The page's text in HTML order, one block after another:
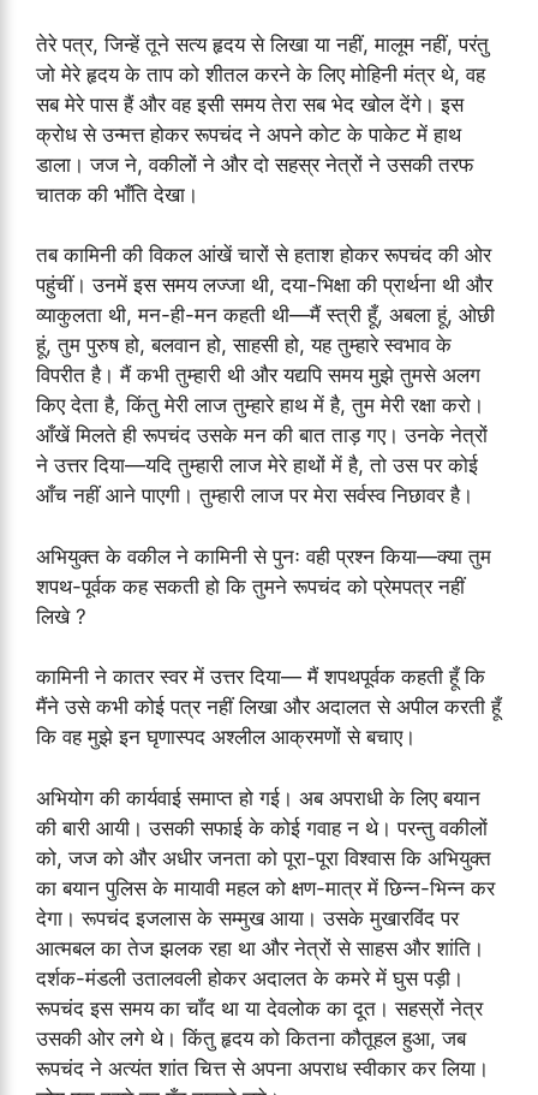
तेरे पत्र, जिन्हें तूने सत्य हृदय से लिखा या नहीं, मालूम नहीं, परंतु
जो मेरे हृदय के ताप को शीतल करने के लिए मोहिनी मंत्र थे, वह
सब मेरे पास हैं और वह इसी समय तेरा सब भेद खोल देंगे। इस
क्रोध से उन्मत्त होकर रूपचंद ने अपने कोट के पाकेट में हाथ
डाला। जज ने, वकीलों ने और दो सहस्र नेत्रों ने उसकी तरफ
चातक की भाँति देखा।
तब कामिनी की विकल आंखें चारों से हताश होकर रूपचंद की ओर
पहुंचीं। उनमें इस समय लज्जा थी, दया-भिक्षा की प्रार्थना थी और
व्याकुलता थी, मन-ही-मन कहती थी—मैं स्त्री हूँ, अबला हूं, ओछी
हूं, तुम पुरुष हो, बलवान हो, साहसी हो, यह तुम्हारे स्वभाव के
विपरीत है। मैं कभी तुम्हारी थी और यद्यपि समय मुझे तुमसे अलग
किए देता है, किंतु मेरी लाज तुम्हारे हाथ में है, तुम मेरी रक्षा करो।
आँखें मिलते ही रूपचंद उसके मन की बात ताड़ गए। उनके नेत्रों
ने उत्तर दिया—यदि तुम्हारी लाज मेरे हाथों में है, तो उस पर कोई
आँच नहीं आने पाएगी। तुम्हारी लाज पर मेरा सर्वस्व निछावर है।
अभियुक्त के वकील ने कामिनी से पुनः वही प्रश्न किया—क्या तुम
शपथ-पूर्वक कह सकती हो कि तुमने रूपचंद को प्रेमपत्र नहीं
लिखे ?
कामिनी ने कातर स्वर में उत्तर दिया— मैं शपथपूर्वक कहती हूँ कि
मैंने उसे कभी कोई पत्र नहीं लिखा और अदालत से अपील करती हूँ
कि वह मुझे इन घृणास्पद अश्लील आक्रमणों से बचाए।
अभियोग की कार्यवाई समाप्त हो गई। अब अपराधी के लिए बयान
की बारी आयी। उसकी सफाई के कोई गवाह न थे। परन्तु वकीलों
को, जज को और अधीर जनता को पूरा-पूरा विश्वास कि अभियुक्त
का बयान पुलिस के मायावी महल को क्षण-मात्र में छिन्न-भिन्न कर
देगा। रूपचंद इजलास के सम्मुख आया। उसके मुखारविंद पर
आत्मबल का तेज झलक रहा था और नेत्रों से साहस और शांति।
दर्शक-मंडली उतालवली होकर अदालत के कमरे में घुस पड़ी।
रूपचंद इस समय का चाँद था या देवलोक का दूत। सहस्रों नेत्र
उसकी ओर लगे थे। किंतु हृदय को कितना कौतूहल हुआ, जब
रूपचंद ने अत्यंत शांत चित्त से अपना अपराध स्वीकार कर लिया।